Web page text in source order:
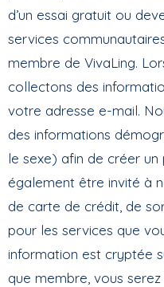
d’un essai gratuit ou
services
membre de VivaLing.
collectons des
votre adresse e-mail.
des informations
le sexe) afin de créer
également être invité à
de carte de crédit, de
pour les services que
information est cryptée
que membre, vous